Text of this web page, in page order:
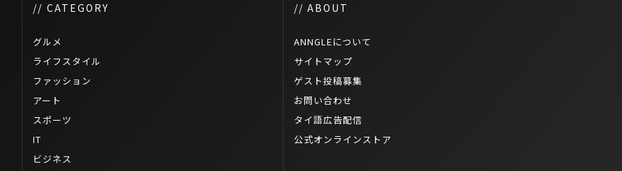
// CATEGORY
グルメ
ライフスタイル
ファッション
アート
スポーツ
IT
ビジネス
// ABOUT
ANNGLEについて
サイトマップ
ゲスト投稿募集
お問い合わせ
タイ語広告配信
公式オンラインストア